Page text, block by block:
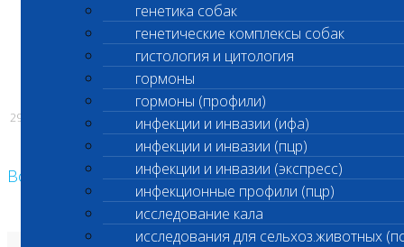
генетика собак
генетические комплексы собак
гистология и цитология
гормоны
гормоны (профили)
инфекции и инвазии (ифа)
инфекции и инвазии (пцр)
инфекции и инвазии (экспресс)
инфекционные профили (пцр)
исследование кала
исследования для сельхоз.животных
С уважением,
Администрация ООО «Шанс Био»
29.05.2026
Возврат к списку